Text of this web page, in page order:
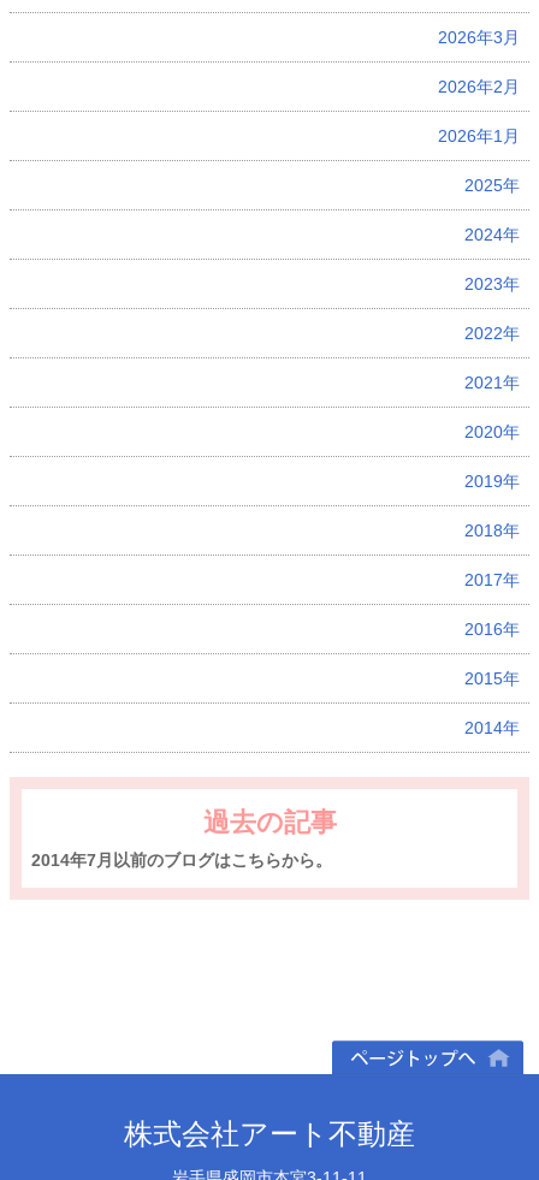
2026年3月
2026年2月
2026年1月
2025年
2024年
2023年
2022年
2021年
2020年
2019年
2018年
2017年
2016年
2015年
2014年
過去の記事
2014年7月以前のブログはこちらから。
株式会社アート不動産